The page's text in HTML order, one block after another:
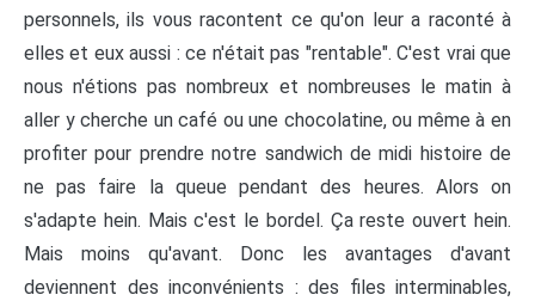
personnels, ils vous racontent ce qu'on leur a raconté à
elles et eux aussi : ce n'était pas "rentable". C'est vrai que
nous n'étions pas nombreux et nombreuses le matin à
aller y cherche un café ou une chocolatine, ou même à en
profiter pour prendre notre sandwich de midi histoire de
ne pas faire la queue pendant des heures. Alors on
s'adapte hein. Mais c'est le bordel. Ça reste ouvert hein.
Mais moins qu'avant. Donc les avantages d'avant
deviennent des inconvénients : des files interminables,